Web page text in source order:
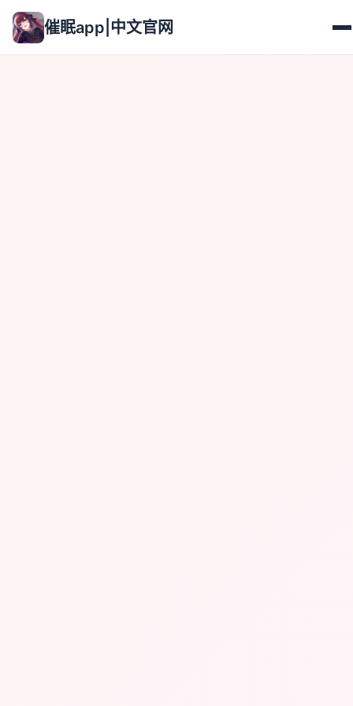
催眠app|中文官网